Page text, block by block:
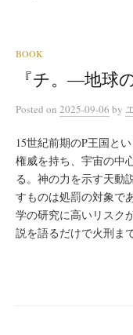
BOOK
『チ。―地球
Posted on 2025-09-06 by
15世紀前期のP王国と
権威を持ち、宇宙の中
る。神の力を示す天動
すものは処罰の対象で
学の研究に高いリスク
説を語るだけで火刑ま